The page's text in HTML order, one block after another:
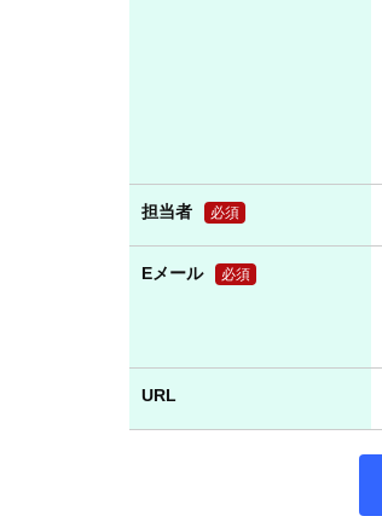
担当者 必須
Eメール 必須
URL